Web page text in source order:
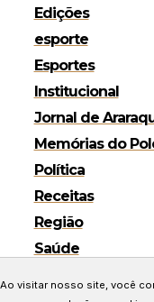
Edições
esporte
Esportes
Institucional
Jornal de
Memórias do
Política
Receitas
Região
Saúde
Copyright ©
Ao visitar nosso site, você